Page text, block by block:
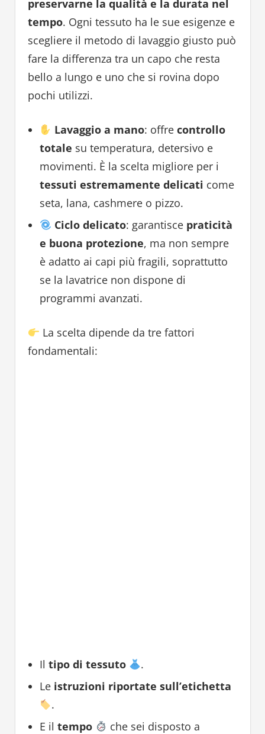
preservarne la qualità e la durata nel
tempo. Ogni tessuto ha le sue esigenze e
scegliere il metodo di lavaggio giusto può
fare la differenza tra un capo che resta
bello a lungo e uno che si rovina dopo
pochi utilizzi.
Lavaggio a mano: offrecontrollo
totale su temperatura, detersivo e
movimenti. È la scelta migliore per i
tessuti estremamente delicati come
seta, lana, cashmere o pizzo.
Ciclo delicato: garantisce praticità
e buona protezione, ma non sempre
è adatto ai capi più fragili, soprattutto
se la lavatrice non dispone di
programmi avanzati.
La scelta dipende da tre fattori
fondamentali:
Il tipo di tessuto
.
Le istruzioni riportate sull’etichetta
.
E il tempo
che sei disposto a